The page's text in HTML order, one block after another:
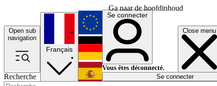
Ga naar de hoofdinhoud
Open sub
navigation
Close menu
Recherche
Français
English
Deutsch
Español
Se connecter
Vous êtes déconnecté.
Se connecter